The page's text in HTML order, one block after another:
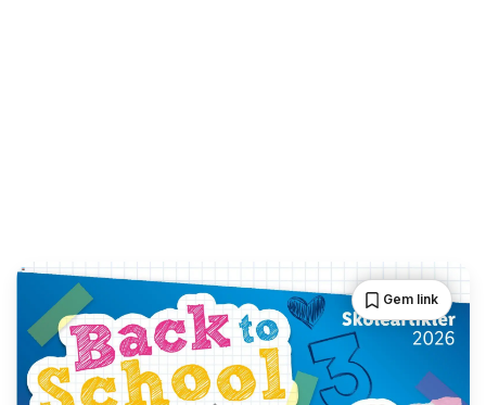
Gem link